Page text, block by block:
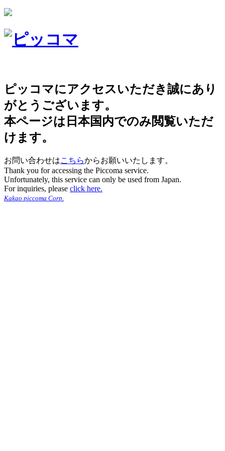
ピッコマにアクセスいただき誠にあり
がとうございます。
本ページは日本国内でのみ閲覧いただ
けます。
お問い合わせはこちらからお願いいたします。
Thank you for accessing the Piccoma service.
Unfortunately, this service can only be used from Japan.
For inquiries, please click here.
Kakao piccoma Corp.